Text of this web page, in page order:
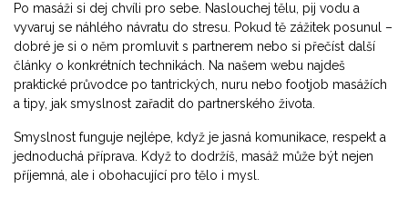
Po masáži si dej chvíli pro sebe. Naslouchej tělu, pij vodu a
vyvaruj se náhlého návratu do stresu. Pokud tě zážitek posunul –
dobré je si o něm promluvit s partnerem nebo si přečíst další
články o konkrétních technikách. Na našem webu najdeš
praktické průvodce po tantrických, nuru nebo footjob masážích
a tipy, jak smyslnost zařadit do partnerského života.
Smyslnost funguje nejlépe, když je jasná komunikace, respekt a
jednoduchá příprava. Když to dodržíš, masáž může být nejen
příjemná, ale i obohacující pro tělo i mysl.